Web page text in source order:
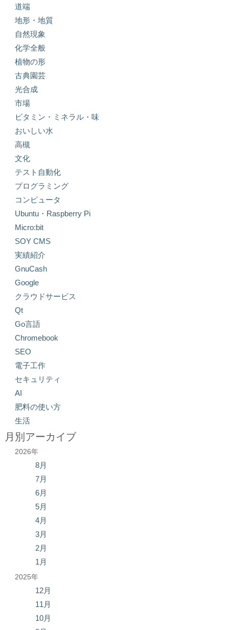
道端
地形・地質
自然現象
化学全般
植物の形
古典園芸
光合成
市場
ビタミン・ミネラル・味
おいしい水
高槻
文化
テスト自動化
プログラミング
コンピュータ
Ubuntu・Raspberry Pi
Micro:bit
SOY CMS
実績紹介
GnuCash
Google
クラウドサービス
Qt
Go言語
Chromebook
SEO
電子工作
セキュリティ
AI
肥料の使い方
生活
月別アーカイブ
2026年
8月
7月
6月
5月
4月
3月
2月
1月
2025年
12月
11月
10月